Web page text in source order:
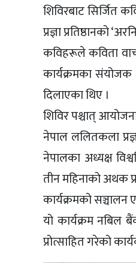
शिविरबाट सिर्जित
प्रज्ञा प्रतिष्ठानको
कविहरूले कविता
कार्यक्रमका संयोजक
दिलाएका थिए ।
शिविर पश्चात्
नेपाल ललितकला
नेपालका अध्यक्ष
तीन महिनाको अथक
कार्यक्रमको सञ्चालन
यो कार्यक्रम नबिल
प्रोत्साहित गरेको